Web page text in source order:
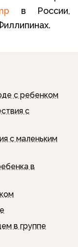
в России,
с ребенком
с
с маленьким
в
в группе